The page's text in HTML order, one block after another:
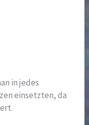
in jedes
einsetzten, da